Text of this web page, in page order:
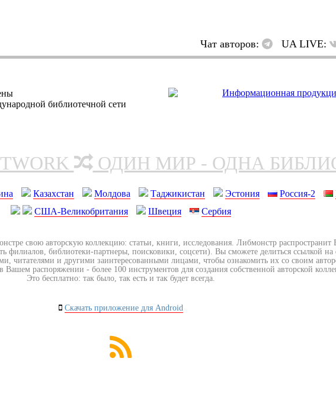
Чат авторов: UA LIVE:
библиотечной сети
ОДИН МИР - ОДНА
Казахстан Молдова Таджикистан Эстония Россия-2
США-Великобритания
Швеция Сербия
свою авторскую коллекцию: статьи, книги, исследования. Либмонстр распространит
филиалов, библиотеки-партнеры, поисковики, соцсети). Вы сможете делиться ссылкой на
читателями и другими заинтересованными лицами, чтобы ознакомить их со своим
Вашем распоряжении - более 100 инструментов для создания собственной авторской
Это бесплатно: так было, так есть и так будет всегда.
Скачать приложение для Android